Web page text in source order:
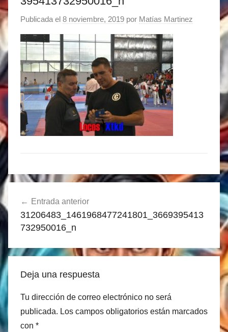
Publicada el 8 noviembre, 2019 por Matías Martinez
de
entradas
Entrada anterior
31206483_1461968477241801_3669395413
732950016_n
Deja una respuesta
Tu dirección de correo electrónico no será
publicada. Los campos obligatorios están marcados
con *